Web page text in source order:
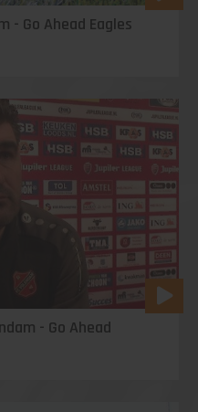
- Go Ahead Eagles
- Go Ahead